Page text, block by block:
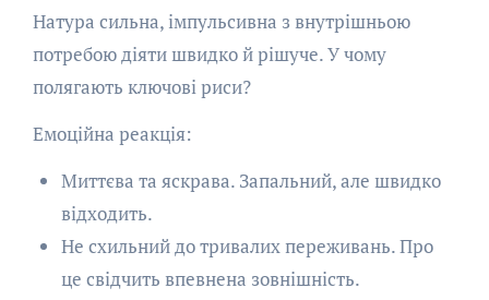
Натура сильна, імпульсивна з внутрішньою
потребою діяти швидко й рішуче. У чому
полягають ключові риси?
Емоційна реакція:
Миттєва та яскрава. Запальний, але швидко
відходить.
Не схильний до тривалих переживань. Про
це свідчить впевнена зовнішність.